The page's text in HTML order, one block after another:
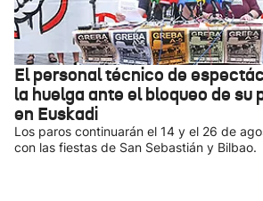
El personal técnico de
la huelga ante el bloqueo de su
en Euskadi
Los paros continuarán el 14 y el 26 de
con las fiestas de San Sebastián y Bilbao.